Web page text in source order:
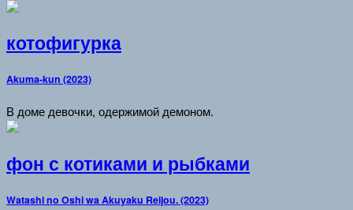
котофигурка
Akuma-kun (2023)
В доме девочки, одержимой демоном.
фон с котиками и рыбками
Watashi no Oshi wa Akuyaku Reijou. (2023)